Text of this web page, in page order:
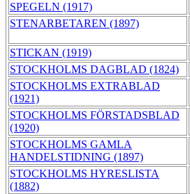
SPEGELN (1917)
STENARBETAREN (1897)
STICKAN (1919)
STOCKHOLMS DAGBLAD (1824)
STOCKHOLMS EXTRABLAD
(1921)
STOCKHOLMS FÖRSTADSBLAD
(1920)
STOCKHOLMS GAMLA
HANDELSTIDNING (1897)
STOCKHOLMS HYRESLISTA
(1882)